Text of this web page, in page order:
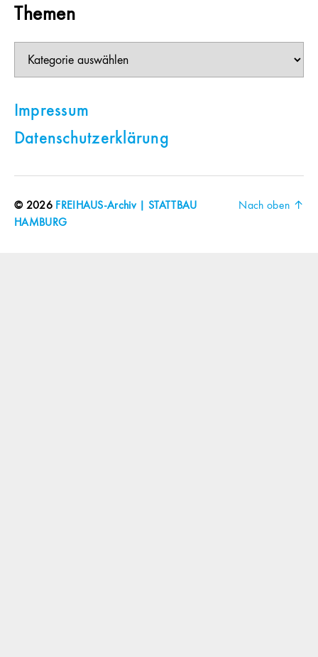
Themen
Impressum
Datenschutzerklärung
© 2026 FREIHAUS-Archiv | STATTBAU
HAMBURG
Nach oben ↑